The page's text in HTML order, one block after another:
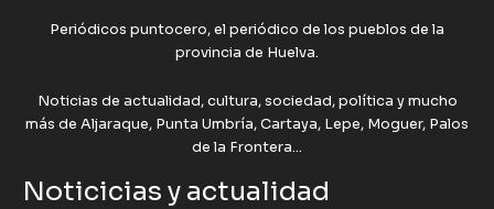
Periódicos puntocero, el periódico de los pueblos de la
provincia de Huelva.
Noticias de actualidad, cultura, sociedad, política y mucho
más de Aljaraque, Punta Umbría, Cartaya, Lepe, Moguer, Palos
de la Frontera...
Noticicias y actualidad